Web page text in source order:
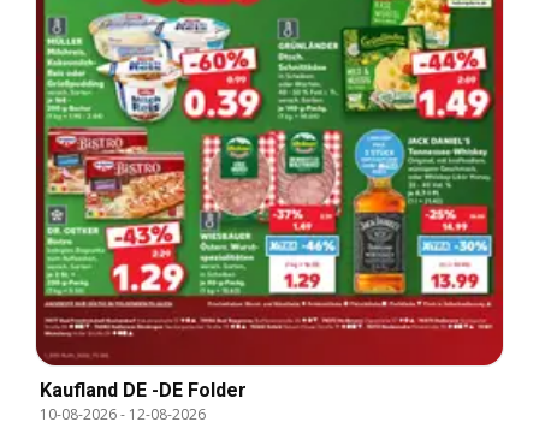
Kaufland DE -DE Folder
10-08-2026- 12-08-2026